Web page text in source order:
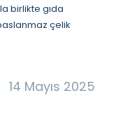
birlikte gıda
çelik
14 Mayıs 2025